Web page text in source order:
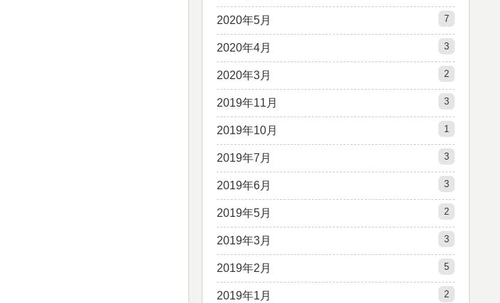
2020年5月 7
2020年4月 3
2020年3月 2
2019年11月 3
2019年10月 1
2019年7月 3
2019年6月 3
2019年5月 2
2019年3月 3
2019年2月 5
2019年1月 2